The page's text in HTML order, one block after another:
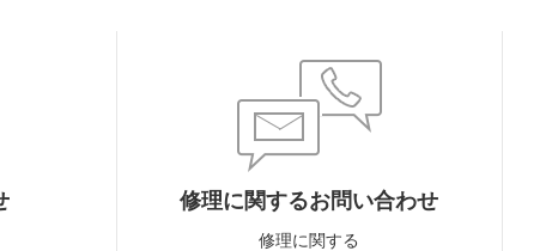
修理に関するお問い合わせ
修理に関する